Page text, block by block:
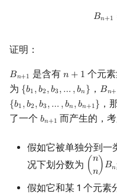
DP 优化
其它 DP 方法
后缀树
Manacher
回文树
序列自动机
卢卡斯定理
同余方程
二次剩余
阶 & 原根
普通生成函数
指数生成函数
二叉搜索树 & 平衡树
跳表
可持久化数据结构
树套树
最小环
2-SAT
欧拉图
哈密顿图
Garsia–Wachs 算法
15-puzzle
Kahan 求和
珂朵莉树/颜色段均摊
𝐵𝑛+1
证明：
𝐵𝑛+1
Bn+1 是含有 𝑛 + 1
n+1 个元
为 {𝑏1,𝑏2,𝑏3,… ,𝑏𝑛}
{b1,b2,b3, …, bn} ， 𝐵𝑛+
Bn+
{𝑏1,𝑏2,𝑏3,… ,𝑏𝑛,𝑏𝑛+1}
{b1,b2,b3, …, bn,bn+1} ，
了一个 𝑏𝑛+1
bn+1 而产生的，
假如它被单独分到一
况下划分数为 ( 𝑛
𝑛)𝐵𝑛
(n ) Bn
假如它和某 1 个元素